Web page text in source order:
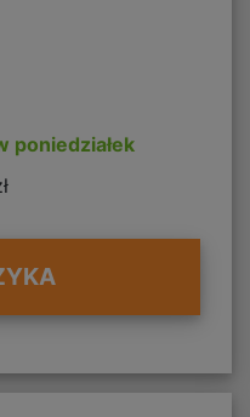
poniedziałek